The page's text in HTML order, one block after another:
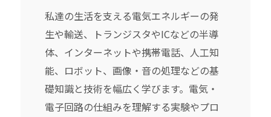
私達の生活を支える電気エネルギーの発
生や輸送、トランジスタやICなどの半導
体、インターネットや携帯電話、人工知
能、ロボット、画像・音の処理などの基
礎知識と技術を幅広く学びます。電気・
電子回路の仕組みを理解する実験やプロ